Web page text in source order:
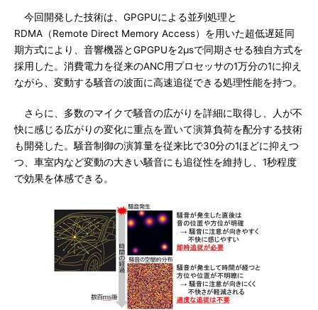
今回開発した技術は、GPGPUによる並列処理と
RDMA（Remote Direct Memory Access）を用いた超低遅延同
期方式により、音響機器とGPGPUを2μsで同期させる独自方式を
採用した。消費電力を従来のANC用プロセッサの1万分の1に抑え
ながら、変動する騒音の波面に高速追従できる処理性能を持つ。
さらに、多数のマイクで騒音の広がりを詳細に取得し、人が不
快に感じる広がりの変化に重点を置いて演算負荷を配分する技術
も開発した。騒音制御の演算量を従来比で30分の1ほどに抑えつ
つ、車室内など変動の大きい騒音にも追従性を維持し、1秒程度
で効果を体感できる。